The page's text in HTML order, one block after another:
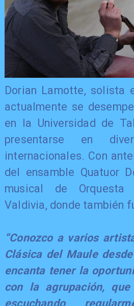
​Dorian Lamotte, solista
actualmente se
en la Universidad de
presentarse en
internacionales. Con
del ensamble Quatuor
musical de
Valdivia, donde también
​“Conozco a varios
Clásica del Maule
encanta tener la
con la agrupación,
escuchando